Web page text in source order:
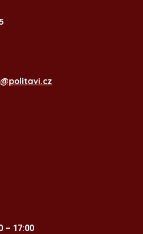
– 17:00